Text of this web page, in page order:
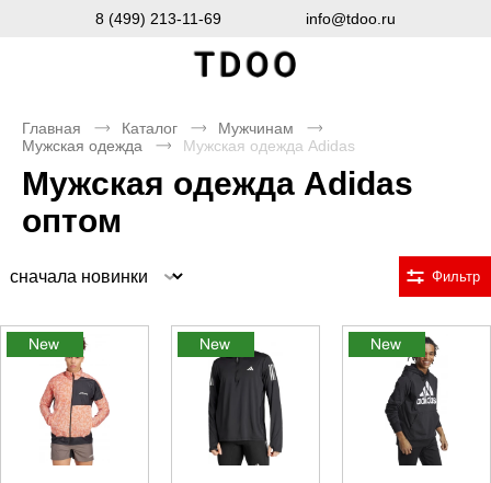
8 (499) 213-11-69 info@tdoo.ru
Главная Каталог
Мужчинам
Мужская одежда
Мужская одежда Adidas
Мужская одежда Adidas
оптом
Фильтр